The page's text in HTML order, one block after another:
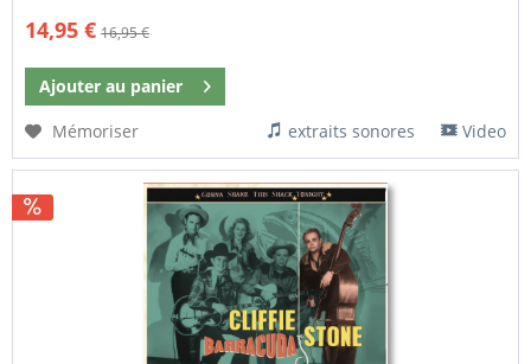
14,95 € 16,95 €
Ajouter au panier
Mémoriser
extraits sonores Video